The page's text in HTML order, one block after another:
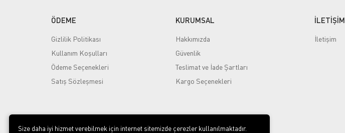
ÖDEME
Gizlilik Politikası
Kullanım Koşulları
Ödeme Seçenekleri
Satış Sözleşmesi
KURUMSAL
Hakkımızda
Güvenlik
Teslimat ve İade Şartları
Kargo Seçenekleri
İLETİŞİM
İletişim
Size daha iyi hizmet verebilmek için internet sitemizde çerezler kullanılmaktadır.